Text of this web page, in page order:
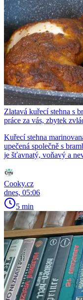
Zlatavá kuřecí stehna s
práce za vás, zbytek
Kuřecí stehna
upečená společně s
je šťavnatý, voňavý a
Cooky.cz
dnes, 05:06
5 min